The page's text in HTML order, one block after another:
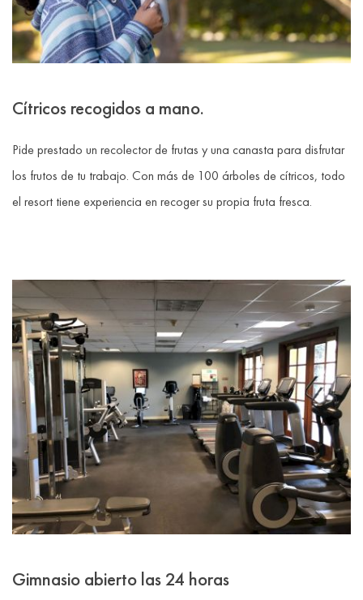
Cítricos recogidos a mano.
Pide prestado un recolector de frutas y una canasta para disfrutar
los frutos de tu trabajo. Con más de 100 árboles de cítricos, todo
el resort tiene experiencia en recoger su propia fruta fresca.
Gimnasio abierto las 24 horas